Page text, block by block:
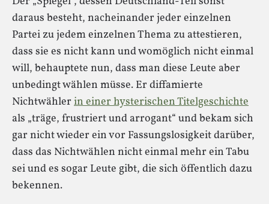
daraus besteht, nacheinander jeder einzelnen
Partei zu jedem einzelnen Thema zu attestieren,
dass sie es nicht kann und womöglich nicht einmal
will, behauptete nun, dass man diese Leute aber
unbedingt wählen müsse. Er diffamierte
Nichtwähler in einer hysterischen Titelgeschichte
als „träge, frustriert und arrogant“ und bekam sich
gar nicht wieder ein vor Fassungslosigkeit darüber,
dass das Nichtwählen nicht einmal mehr ein Tabu
sei und es sogar Leute gibt, die sich öffentlich dazu
bekennen.